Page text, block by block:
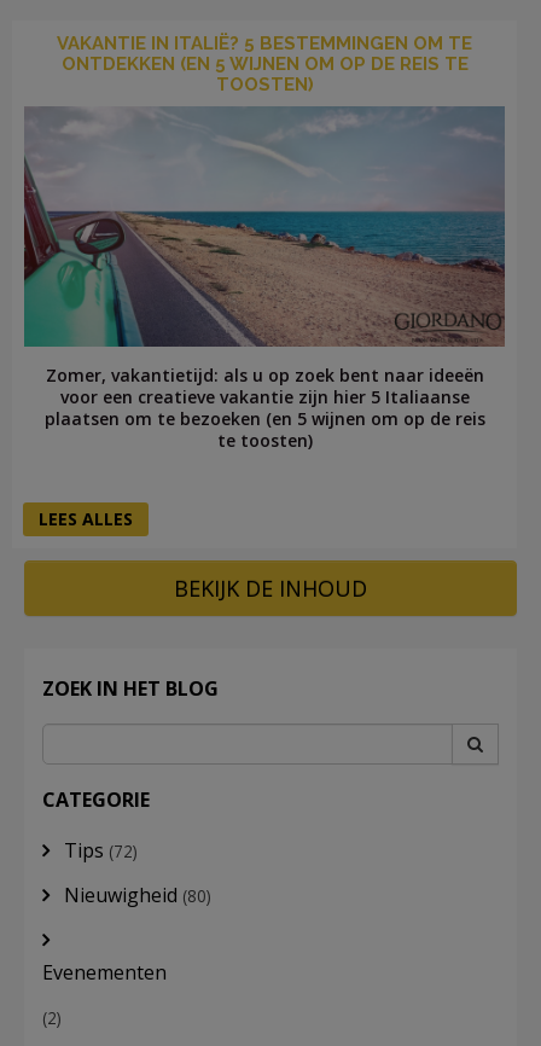
VAKANTIE IN ITALIË? 5 BESTEMMINGEN OM TE
ONTDEKKEN (EN 5 WIJNEN OM OP DE REIS TE
TOOSTEN)
Zomer, vakantietijd: als u op zoek bent naar ideeën
voor een creatieve vakantie zijn hier 5 Italiaanse
plaatsen om te bezoeken (en 5 wijnen om op de reis
te toosten)
LEES ALLES
BEKIJK DE INHOUD
ZOEK IN HET BLOG
CATEGORIE
Tips (72)
Nieuwigheid (80)
Evenementen
(2)